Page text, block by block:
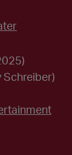
Schreiber)